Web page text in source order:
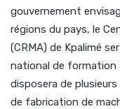
gouvernement
régions du pays, le
(CRMA) de Kpalimé
national de formation
disposera de
de fabrication de